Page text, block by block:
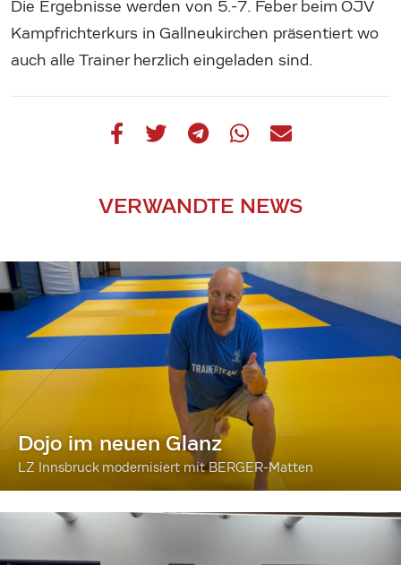
Die Ergebnisse werden von 5.-7. Feber beim ÖJV
Kampfrichterkurs in Gallneukirchen präsentiert wo
auch alle Trainer herzlich eingeladen sind.
VERWANDTE NEWS
Dojo im neuen Glanz
LZ Innsbruck modernisiert mit BERGER-Matten